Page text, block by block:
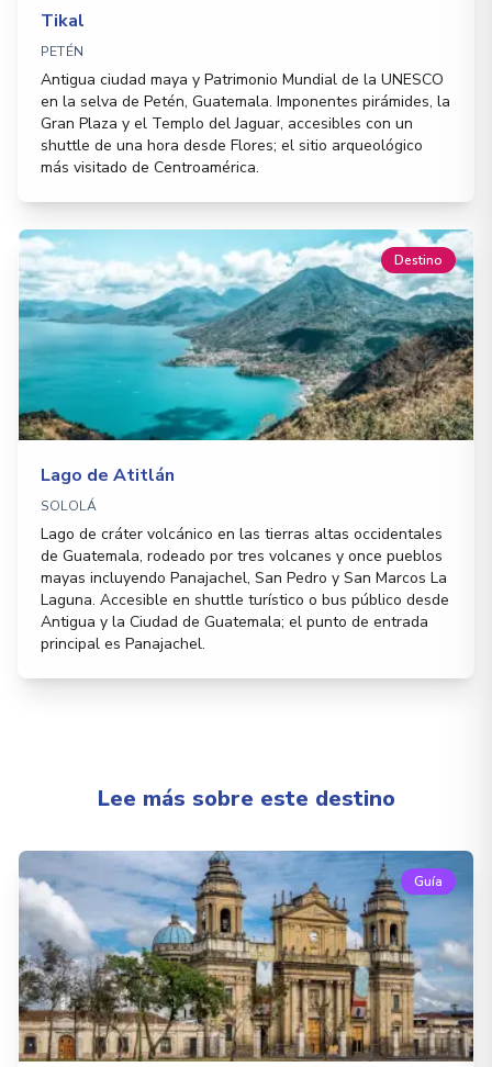
Tikal
PETÉN
Antigua ciudad maya y Patrimonio Mundial de la UNESCO
en la selva de Petén, Guatemala. Imponentes pirámides, la
Gran Plaza y el Templo del Jaguar, accesibles con un
shuttle de una hora desde Flores; el sitio arqueológico
más visitado de Centroamérica.
Destino
Lago de Atitlán
SOLOLÁ
Lago de cráter volcánico en las tierras altas occidentales
de Guatemala, rodeado por tres volcanes y once pueblos
mayas incluyendo Panajachel, San Pedro y San Marcos La
Laguna. Accesible en shuttle turístico o bus público desde
Antigua y la Ciudad de Guatemala; el punto de entrada
principal es Panajachel.
Lee más sobre este destino
Guía